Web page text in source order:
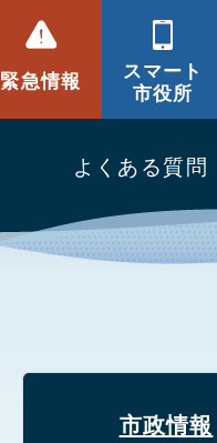
緊急情報
スマート
市役所
よくある質問
市政情報